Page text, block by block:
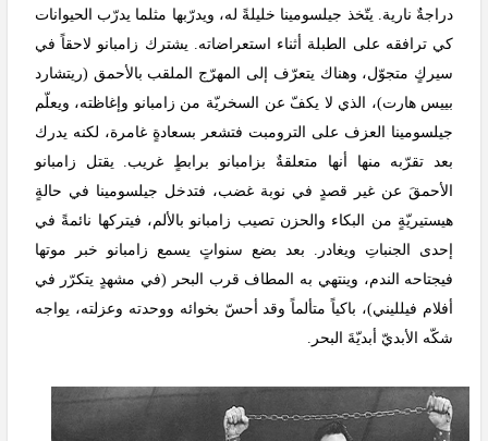
دراجةٌ نارية. يتّخذ جيلسومينا خليلةً له، ويدرّبها مثلما يدرّب الحيوانات
كي ترافقه على الطبلة أثناء استعراضاته. يشترك زامبانو لاحقاً في
سيركٍ متجوّل، وهناك يتعرّف إلى المهرّج الملقب بالأحمق (ريتشارد
بييس هارت)، الذي لا يكفّ عن السخريّة من زامبانو وإغاظته، ويعلّم
جيلسومينا العزف على الترومبت فتشعر بسعادةٍ غامرة، لكنه يدرك
بعد تقرّبه منها أنها متعلقةٌ بزامبانو برابطٍ غريب. يقتل زامبانو
الأحمقَ عن غير قصدٍ في نوبة غضب، فتدخل جيلسومينا في حالةٍ
هيستيريّةٍ من البكاء والحزن تصيب زامبانو بالألم، فيتركها نائمةً في
إحدى الجنباتِ ويغادر. بعد بضع سنواتٍ يسمع زامبانو خبر موتها
فيجتاحه الندم، وينتهي به المطاف قرب البحر (في مشهدٍ يتكرّر في
أفلام فيلليني)، باكياً متألماً وقد أحسّ بخوائه ووحدته وعزلته، يواجه
شكّه الأبديّ أبديّةَ البحر.